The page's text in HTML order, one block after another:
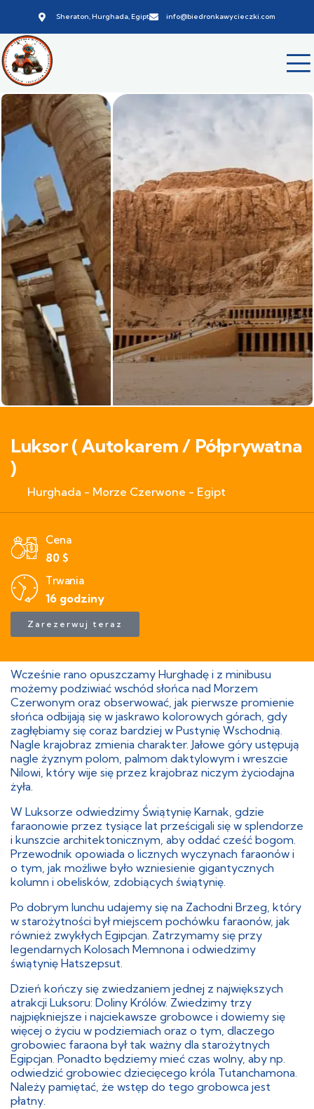
Sheraton, Hurghada, Egipt info@biedronkawycieczki.com
Luksor ( Autokarem / Półprywatna
)
Hurghada - Morze Czerwone - Egipt
Cena
80 $
Trwania
16 godziny
Zarezerwuj teraz
Wcześnie rano opuszczamy Hurghadę i z minibusu
możemy podziwiać wschód słońca nad Morzem
Czerwonym oraz obserwować, jak pierwsze promienie
słońca odbijają się w jaskrawo kolorowych górach, gdy
zagłębiamy się coraz bardziej w Pustynię Wschodnią.
Nagle krajobraz zmienia charakter. Jałowe góry ustępują
nagle żyznym polom, palmom daktylowym i wreszcie
Nilowi, który wije się przez krajobraz niczym życiodajna
żyła.
W Luksorze odwiedzimy Świątynię Karnak, gdzie
faraonowie przez tysiące lat prześcigali się w splendorze
i kunszcie architektonicznym, aby oddać cześć bogom.
Przewodnik opowiada o licznych wyczynach faraonów i
o tym, jak możliwe było wzniesienie gigantycznych
kolumn i obelisków, zdobiących świątynię.
Po dobrym lunchu udajemy się na Zachodni Brzeg, który
w starożytności był miejscem pochówku faraonów, jak
również zwykłych Egipcjan. Zatrzymamy się przy
legendarnych Kolosach Memnona i odwiedzimy
świątynię Hatszepsut.
Dzień kończy się zwiedzaniem jednej z największych
atrakcji Luksoru: Doliny Królów. Zwiedzimy trzy
najpiękniejsze i najciekawsze grobowce i dowiemy się
więcej o życiu w podziemiach oraz o tym, dlaczego
grobowiec faraona był tak ważny dla starożytnych
Egipcjan. Ponadto będziemy mieć czas wolny, aby np.
odwiedzić grobowiec dziecięcego króla Tutanchamona.
Należy pamiętać, że wstęp do tego grobowca jest
płatny.